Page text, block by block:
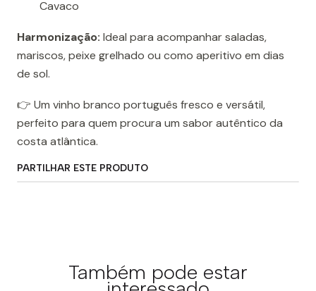
Cavaco
Harmonização: Ideal para acompanhar saladas,
mariscos, peixe grelhado ou como aperitivo em dias
de sol.
👉 Um vinho branco português fresco e versátil,
perfeito para quem procura um sabor autêntico da
costa atlântica.
PARTILHAR ESTE PRODUTO
Também pode estar